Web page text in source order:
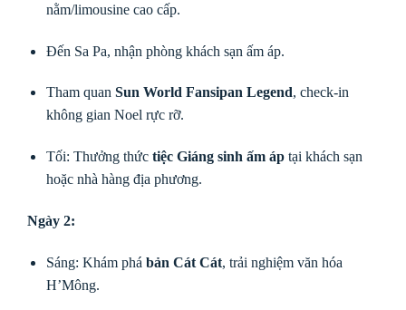
nằm/limousine cao cấp.
Đến Sa Pa, nhận phòng khách sạn ấm áp.
Tham quan Sun World Fansipan Legend, check-in
không gian Noel rực rỡ.
Tối: Thưởng thức tiệc Giáng sinh ấm áptại khách sạn
hoặc nhà hàng địa phương.
Ngày 2:
Sáng: Khám phá bản Cát Cát, trải nghiệm văn hóa
H’Mông.